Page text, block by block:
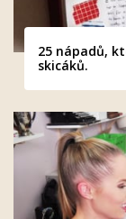
25 nápadů,
skicáků.